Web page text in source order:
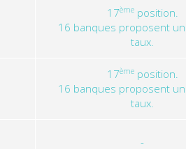
17èmeposition.
16 banques proposent
taux.
17èmeposition.
16 banques proposent
taux.
-